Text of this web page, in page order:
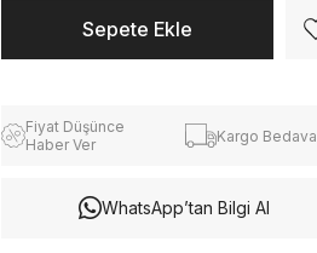
Fiyat Düşünce
Haber Ver
Kargo Bedava
WhatsApp’tan Bilgi Al